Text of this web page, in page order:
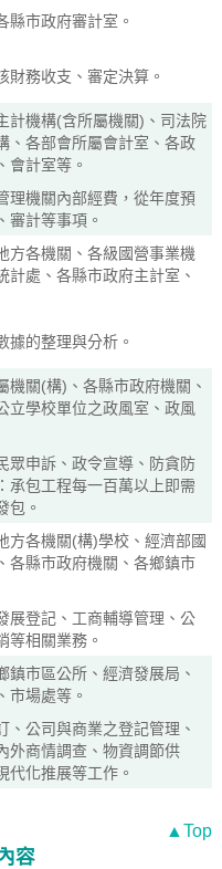
縣市政府審計室。
財務收支、審定決算。
計機構(含所屬機關)、司法院
、各部會所屬會計室、各政
會計室等。
理機關內部經費，從年度預
審計等事項。
方各機關、各級國營事業機
計處、各縣市政府主計室、
據的整理與分析。
機關(構)、各縣市政府機關、
立學校單位之政風室、政風
眾申訴、政令宣導、防貪防
承包工程每一百萬以上即需
包。
方各機關(構)學校、經濟部國
各縣市政府機關、各鄉鎮市
展登記、工商輔導管理、公
等相關業務。
鎮市區公所、經濟發展局、
市場處等。
、公司與商業之登記管理、
外商情調查、物資調節供
代化推展等工作。
▲Top
容